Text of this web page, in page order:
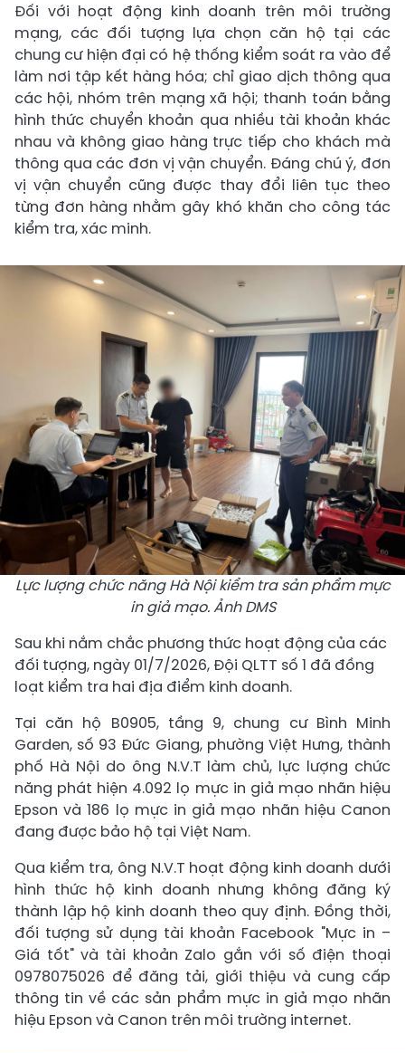
Đối với hoạt động kinh doanh trên môi trường
mạng, các đối tượng lựa chọn căn hộ tại các
chung cư hiện đại có hệ thống kiểm soát ra vào để
làm nơi tập kết hàng hóa; chỉ giao dịch thông qua
các hội, nhóm trên mạng xã hội; thanh toán bằng
hình thức chuyển khoản qua nhiều tài khoản khác
nhau và không giao hàng trực tiếp cho khách mà
thông qua các đơn vị vận chuyển. Đáng chú ý, đơn
vị vận chuyển cũng được thay đổi liên tục theo
từng đơn hàng nhằm gây khó khăn cho công tác
kiểm tra, xác minh.
Lực lượng chức năng Hà Nội kiểm tra sản phẩm mực
in giả mạo. Ảnh DMS
Sau khi nắm chắc phương thức hoạt động của các
đối tượng, ngày 01/7/2026, Đội QLTT số 1 đã đồng
loạt kiểm tra hai địa điểm kinh doanh.
Tại căn hộ B0905, tầng 9, chung cư Bình Minh
Garden, số 93 Đức Giang, phường Việt Hưng, thành
phố Hà Nội do ông N.V.T làm chủ, lực lượng chức
năng phát hiện 4.092 lọ mực in giả mạo nhãn hiệu
Epson và 186 lọ mực in giả mạo nhãn hiệu Canon
đang được bảo hộ tại Việt Nam.
Qua kiểm tra, ông N.V.T hoạt động kinh doanh dưới
hình thức hộ kinh doanh nhưng không đăng ký
thành lập hộ kinh doanh theo quy định. Đồng thời,
đối tượng sử dụng tài khoản Facebook "Mực in –
Giá tốt" và tài khoản Zalo gắn với số điện thoại
0978075026 để đăng tải, giới thiệu và cung cấp
thông tin về các sản phẩm mực in giả mạo nhãn
hiệu Epson và Canon trên môi trường internet.